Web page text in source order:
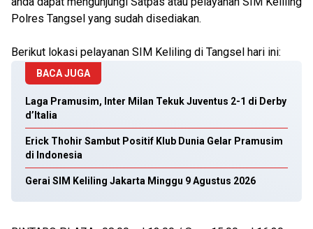
Polres Tangsel yang sudah disediakan.
Berikut lokasi pelayanan SIM Keliling di Tangsel hari ini:
BACA JUGA
Laga Pramusim, Inter Milan Tekuk Juventus 2-1 di Derby
d’Italia
Erick Thohir Sambut Positif Klub Dunia Gelar Pramusim
di Indonesia
Gerai SIM Keliling Jakarta Minggu 9 Agustus 2026